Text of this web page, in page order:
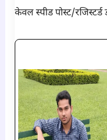
केवल स्पीड पोस्ट/